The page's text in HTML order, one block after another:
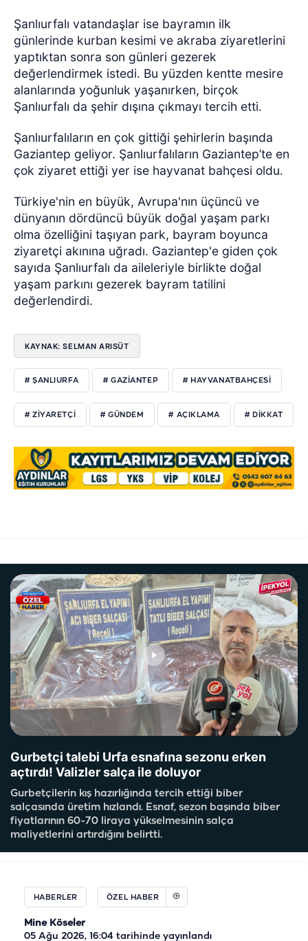
Şanlıurfalı vatandaşlar ise bayramın ilk
günlerinde kurban kesimi ve akraba ziyaretlerini
yaptıktan sonra son günleri gezerek
değerlendirmek istedi. Bu yüzden kentte mesire
alanlarında yoğunluk yaşanırken, birçok
Şanlıurfalı da şehir dışına çıkmayı tercih etti.
Şanlıurfalıların en çok gittiği şehirlerin başında
Gaziantep geliyor. Şanlıurfalıların Gaziantep’te en
çok ziyaret ettiği yer ise hayvanat bahçesi oldu.
Türkiye'nin en büyük, Avrupa'nın üçüncü ve
dünyanın dördüncü büyük doğal yaşam parkı
olma özelliğini taşıyan park, bayram boyunca
ziyaretçi akınına uğradı. Gaziantep'e giden çok
sayıda Şanlıurfalı da aileleriyle birlikte doğal
yaşam parkını gezerek bayram tatilini
değerlendirdi.
KAYNAK: SELMAN ARISÜT
# ŞANLIURFA # GAZIANTEP # HAYVANATBAHÇESI
# ZIYARETÇI # GÜNDEM # AÇIKLAMA # DIKKAT
Gurbetçi talebi Urfa esnafına sezonu erken
açtırdı! Valizler salça ile doluyor
Gurbetçilerin kış hazırlığında tercih ettiği biber
salçasında üretim hızlandı. Esnaf, sezon başında biber
fiyatlarının 60-70 liraya yükselmesinin salça
maliyetlerini artırdığını belirtti.
HABERLER ÖZEL HABER
Mine Köseler
05 Ağu 2026, 16:04 tarihinde yayınlandı